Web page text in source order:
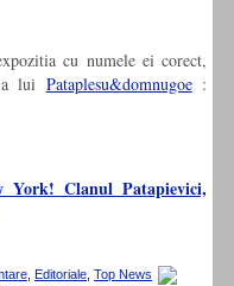
cu numele ei corect,
lui Pataplesu&domnugoe:
Clanul Patapievici,
Editoriale Top News